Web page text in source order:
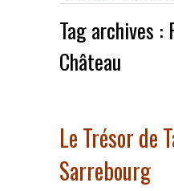
Tag archives :
Château
Le Trésor de
Sarrebourg